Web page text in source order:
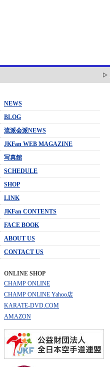
NEWS
BLOG
流派会派NEWS
JKFan WEB MAGAZINE
写真館
SCHEDULE
SHOP
LINK
JKFan CONTENTS
FACE BOOK
ABOUT US
CONTACT US
ONLINE SHOP
CHAMP ONLINE
CHAMP ONLINE Yahoo店
KARATE-DVD.COM
AMAZON